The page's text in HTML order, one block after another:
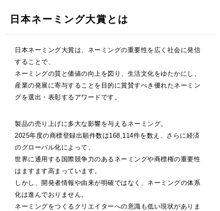
日本ネーミング大賞とは
日本ネーミング大賞は、ネーミングの重要性を広く社会に発信
することで、
ネーミングの質と価値の向上を図り、生活文化をゆたかにし、
産業の発展に寄与することを目的に賞賛すべき優れたネーミン
グを選出・表彰するアワードです。
製品の売り上げに多大な影響を与えるネーミング。
2025年度の商標登録出願件数は168,114件を数え、さらに経済
のグローバル化によって、
世界に通用する国際競争力のあるネーミングや商標権の重要性
はますます高まっています。
しかし、開発者情報や由来が明確ではなく、ネーミングの体系
化は進んでおりません。
ネーミングをつくるクリエイターへの意識も低い現状がありま